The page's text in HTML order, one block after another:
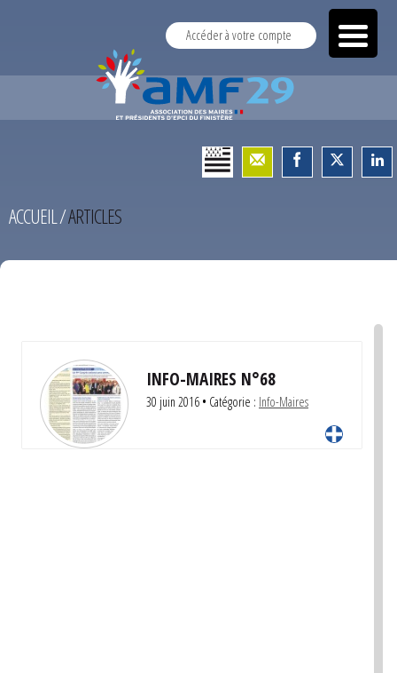
Accéder à votre compte
ACCUEIL/ARTICLES
INFO-MAIRES N°68
30 juin 2016 • Catégorie : Info-Maires